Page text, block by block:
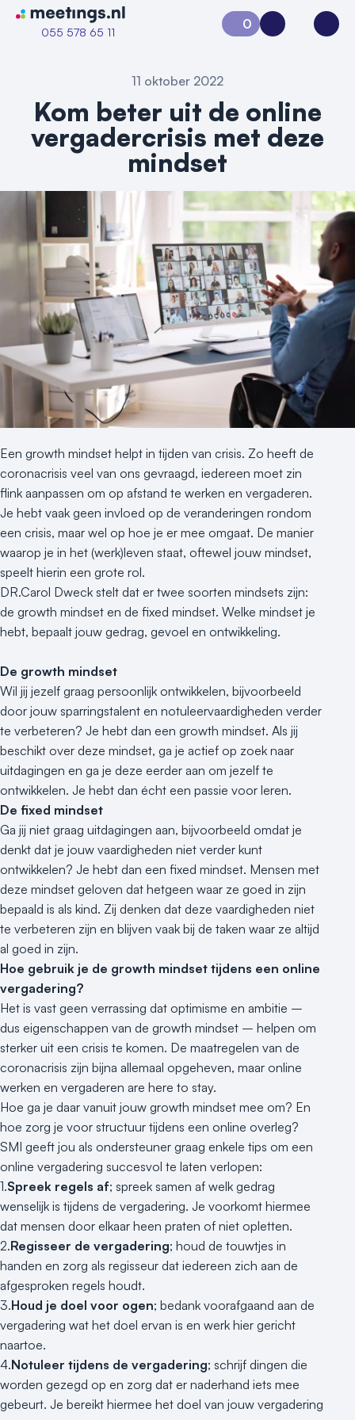
Naar home van Meetings
055 578 65 11
Vraag locatie aan
Locatiegids
Meld locatie aan
Nieuws
Reviews (5⭐️)
Contact
0
Aanvraag 0Inloggen
11 oktober 2022
Kom beter uit de online
vergadercrisis met deze
mindset
Een growth mindset helpt in tijden van crisis. Zo heeft de
coronacrisis veel van ons gevraagd, iedereen moet zin
flink aanpassen om op afstand te werken en vergaderen.
Je hebt vaak geen invloed op de veranderingen rondom
een crisis, maar wel op hoe je er mee omgaat. De manier
waarop je in het (werk)leven staat, oftewel jouw mindset,
speelt hierin een grote rol.
DR.Carol Dweck stelt dat er twee soorten mindsets zijn:
de growth mindset en de fixed mindset. Welke mindset je
hebt, bepaalt jouw gedrag, gevoel en ontwikkeling.
De growth mindset
Wil jij jezelf graag persoonlijk ontwikkelen, bijvoorbeeld
door jouw sparringstalent en notuleervaardigheden verder
te verbeteren? Je hebt dan een growth mindset. Als jij
beschikt over deze mindset, ga je actief op zoek naar
uitdagingen en ga je deze eerder aan om jezelf te
ontwikkelen. Je hebt dan écht een passie voor leren.
De fixed mindset
Ga jij niet graag uitdagingen aan, bijvoorbeeld omdat je
denkt dat je jouw vaardigheden niet verder kunt
ontwikkelen? Je hebt dan een fixed mindset. Mensen met
deze mindset geloven dat hetgeen waar ze goed in zijn
bepaald is als kind. Zij denken dat deze vaardigheden niet
te verbeteren zijn en blijven vaak bij de taken waar ze altijd
al goed in zijn.
Hoe gebruik je de growth mindset tijdens een online
vergadering?
Het is vast geen verrassing dat optimisme en ambitie –
dus eigenschappen van de growth mindset – helpen om
sterker uit een crisis te komen. De maatregelen van de
coronacrisis zijn bijna allemaal opgeheven, maar online
werken en vergaderen are here to stay.
Hoe ga je daar vanuit jouw growth mindset mee om? En
hoe zorg je voor structuur tijdens een online overleg?
SMI geeft jou als ondersteuner graag enkele tips om een
online vergadering succesvol te laten verlopen:
1.Spreek regels af; spreek samen af welk gedrag
wenselijk is tijdens de vergadering. Je voorkomt hiermee
dat mensen door elkaar heen praten of niet opletten.
2.Regisseer de vergadering; houd de touwtjes in
handen en zorg als regisseur dat iedereen zich aan de
afgesproken regels houdt.
3.Houd je doel voor ogen; bedank voorafgaand aan de
vergadering wat het doel ervan is en werk hier gericht
naartoe.
4.Notuleer tijdens de vergadering; schrijf dingen die
worden gezegd op en zorg dat er naderhand iets mee
gebeurt. Je bereikt hiermee het doel van jouw vergadering